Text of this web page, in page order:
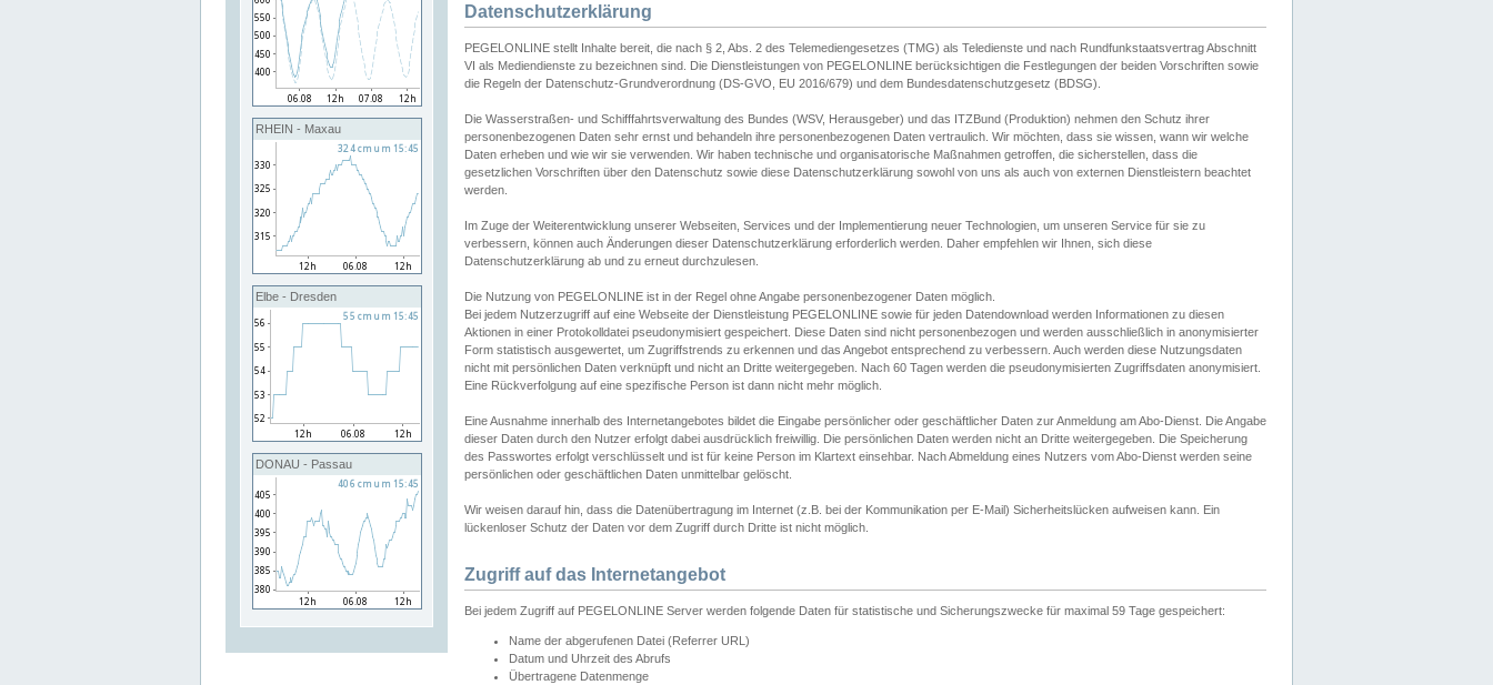
RHEIN - Maxau
Elbe - Dresden
DONAU - Passau
Datenschutzerklärung
PEGELONLINE stellt Inhalte bereit, die nach § 2, Abs. 2 des Telemediengesetzes (TMG) als Teledienste und nach Rundfunkstaatsvertrag Abschnitt
VI als Mediendienste zu bezeichnen sind. Die Dienstleistungen von PEGELONLINE berücksichtigen die Festlegungen der beiden Vorschriften sowie
die Regeln der Datenschutz-Grundverordnung (DS-GVO, EU 2016/679) und dem Bundesdatenschutzgesetz (BDSG).
Die Wasserstraßen- und Schifffahrtsverwaltung des Bundes (WSV, Herausgeber) und das ITZBund (Produktion) nehmen den Schutz ihrer
personenbezogenen Daten sehr ernst und behandeln ihre personenbezogenen Daten vertraulich. Wir möchten, dass sie wissen, wann wir welche
Daten erheben und wie wir sie verwenden. Wir haben technische und organisatorische Maßnahmen getroffen, die sicherstellen, dass die
gesetzlichen Vorschriften über den Datenschutz sowie diese Datenschutzerklärung sowohl von uns als auch von externen Dienstleistern beachtet
werden.
Im Zuge der Weiterentwicklung unserer Webseiten, Services und der Implementierung neuer Technologien, um unseren Service für sie zu
verbessern, können auch Änderungen dieser Datenschutzerklärung erforderlich werden. Daher empfehlen wir Ihnen, sich diese
Datenschutzerklärung ab und zu erneut durchzulesen.
Die Nutzung von PEGELONLINE ist in der Regel ohne Angabe personenbezogener Daten möglich.
Bei jedem Nutzerzugriff auf eine Webseite der Dienstleistung PEGELONLINE sowie für jeden Datendownload werden Informationen zu diesen
Aktionen in einer Protokolldatei pseudonymisiert gespeichert. Diese Daten sind nicht personenbezogen und werden ausschließlich in anonymisierter
Form statistisch ausgewertet, um Zugriffstrends zu erkennen und das Angebot entsprechend zu verbessern. Auch werden diese Nutzungsdaten
nicht mit persönlichen Daten verknüpft und nicht an Dritte weitergegeben. Nach 60 Tagen werden die pseudonymisierten Zugriffsdaten anonymisiert.
Eine Rückverfolgung auf eine spezifische Person ist dann nicht mehr möglich.
Eine Ausnahme innerhalb des Internetangebotes bildet die Eingabe persönlicher oder geschäftlicher Daten zur Anmeldung am Abo-Dienst. Die Angabe
dieser Daten durch den Nutzer erfolgt dabei ausdrücklich freiwillig. Die persönlichen Daten werden nicht an Dritte weitergegeben. Die Speicherung
des Passwortes erfolgt verschlüsselt und ist für keine Person im Klartext einsehbar. Nach Abmeldung eines Nutzers vom Abo-Dienst werden seine
persönlichen oder geschäftlichen Daten unmittelbar gelöscht.
Wir weisen darauf hin, dass die Datenübertragung im Internet (z.B. bei der Kommunikation per E-Mail) Sicherheitslücken aufweisen kann. Ein
lückenloser Schutz der Daten vor dem Zugriff durch Dritte ist nicht möglich.
Zugriff auf das Internetangebot
Bei jedem Zugriff auf PEGELONLINE Server werden folgende Daten für statistische und Sicherungszwecke für maximal 59 Tage gespeichert:
Name der abgerufenen Datei (Referrer URL)
Datum und Uhrzeit des Abrufs
Übertragene Datenmenge